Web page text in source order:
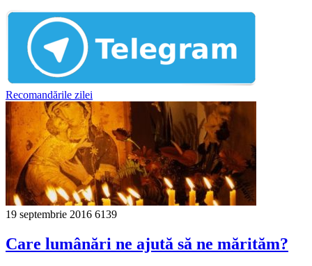
Recomandările zilei
19 septembrie 2016 6139
Care lumânări ne ajută să ne mărităm?